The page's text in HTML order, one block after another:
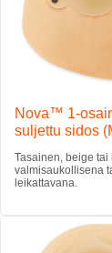
Nova™ 1-
suljettu sidos
Tasainen, beige tai
valmisaukollisena
leikattavana.